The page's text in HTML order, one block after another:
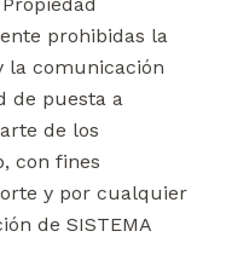
prohibidas la
la comunicación
de puesta a
de los
con fines
y por cualquier
de SISTEMA